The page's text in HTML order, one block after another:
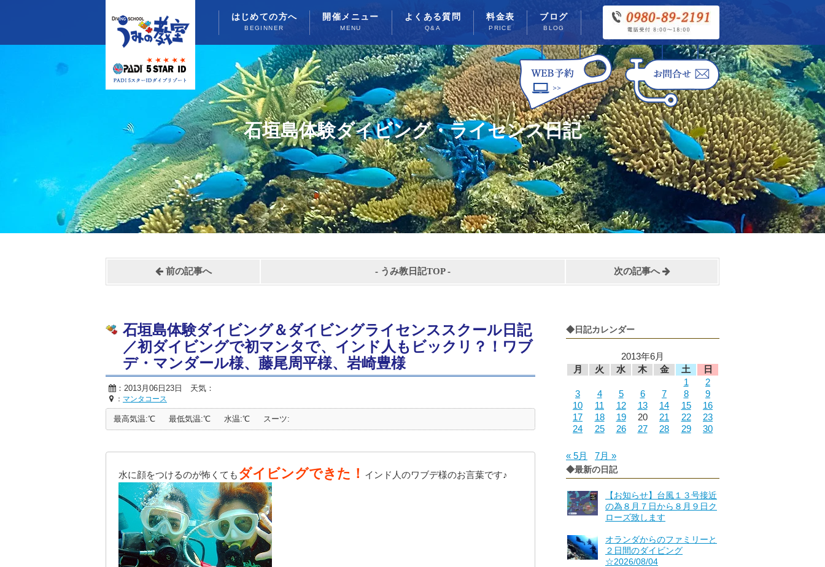
はじめての方へ
BEGINNER
開催メニュー
MENU
よくある質問
Q&A
料金表
PRICE
ブログ
BLOG
石垣島体験ダイビング・ライセンス日記
前の記事へ - うみ教日記TOP- 次の記事へ
◆日記カレンダー
2013年6月
月
火 水 木 金 土
日
1
2
3
4 5 6 7 8
9
10
11 12 13 14 15
16
17
18 19 20 21 22
23
24
25 26 27 28 29 30
« 5月 7月 »
◆最新の日記
【お知らせ】台風１３号接近
の為８月７日から８月９日ク
ローズ致します
オランダからのファミリーと
２日間のダイビング
☆2026/08/04
石垣島体験ダイビング＆ダイビングライセンススクール日記
／初ダイビングで初マンタで、インド人もビックリ？！ワブ
デ・マンダール様、藤尾周平様、岩崎豊様
：2013月06日23日 天気：
： マンタコース
最高気温:℃ 最低気温:℃ 水温:℃ スーツ:
水に顔をつけるのが怖くても ダイビングできた！ インド人のワブデ様のお言葉です♪